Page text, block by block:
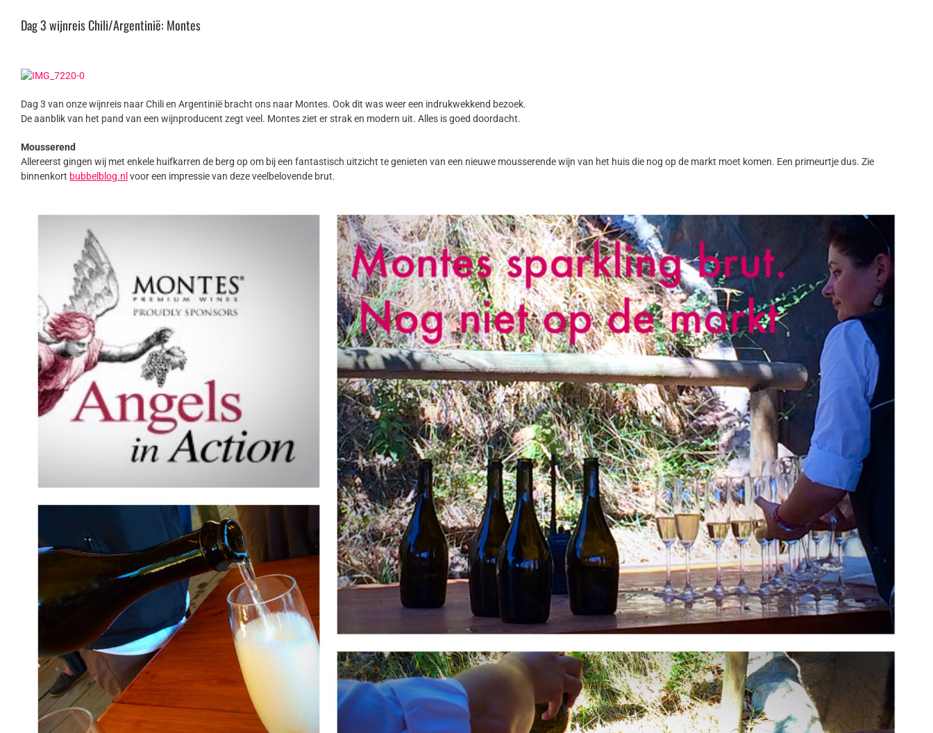
Dag 3 wijnreis Chili/Argentinië: Montes
Dag 3 van onze wijnreis naar Chili en Argentinië bracht ons naar Montes. Ook dit was weer een indrukwekkend bezoek.
De aanblik van het pand van een wijnproducent zegt veel. Montes ziet er strak en modern uit. Alles is goed doordacht.
Mousserend
Allereerst gingen wij met enkele huifkarren de berg op om bij een fantastisch uitzicht te genieten van een nieuwe mousserende wijn van het huis die nog op de markt moet komen. Een primeurtje dus. Zie
binnenkort bubbelblog.nl voor een impressie van deze veelbelovende brut.